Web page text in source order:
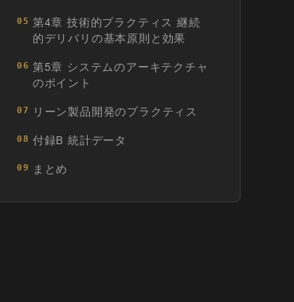
05 第4章 技術的プラクティス 継続
的デリバリの基本原則と効果
06 第5章 システムのアーキテクチャ
のポイント
07 リーン製品開発のプラクティス
08 付録B 統計データ
09 まとめ